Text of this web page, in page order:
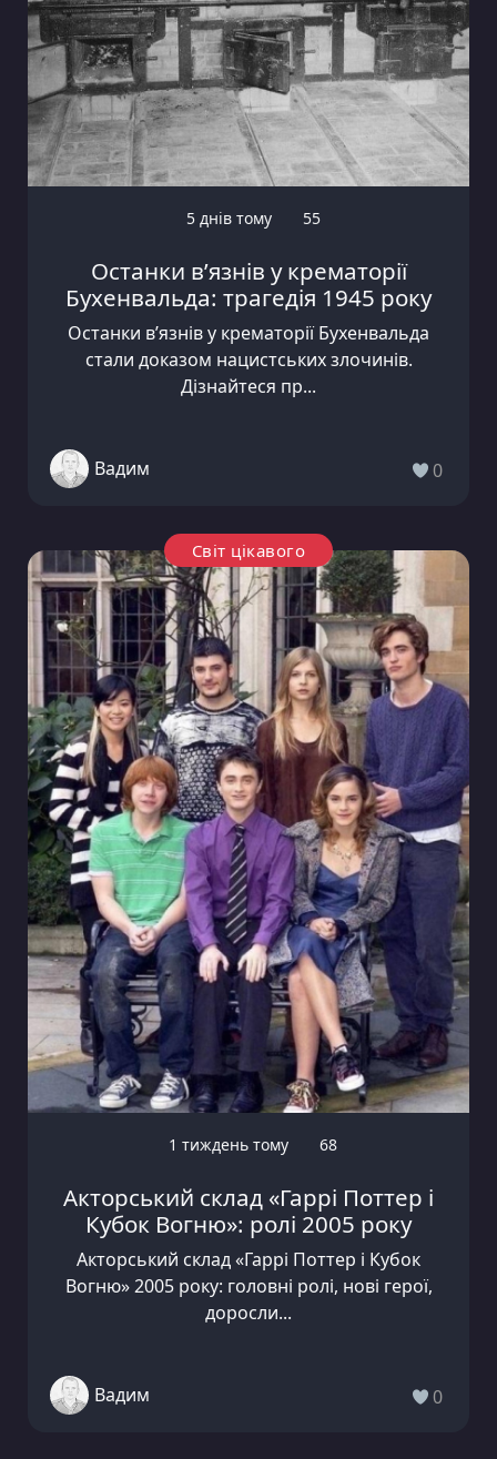
5 днів тому 55
Останки в’язнів у крематорії
Бухенвальда: трагедія 1945 року
Останки в’язнів у крематорії Бухенвальда
стали доказом нацистських злочинів.
Дізнайтеся пр...
Вадим 0
Світ цікавого
1 тиждень тому 68
Акторський склад «Гаррі Поттер і
Кубок Вогню»: ролі 2005 року
Акторський склад «Гаррі Поттер і Кубок
Вогню» 2005 року: головні ролі, нові герої,
доросли...
Вадим 0